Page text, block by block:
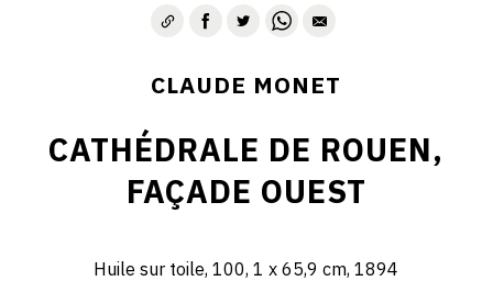
CLAUDE MONET
CATHÉDRALE DE ROUEN,
FAÇADE OUEST
Huile sur toile, 100, 1 x 65,9 cm, 1894